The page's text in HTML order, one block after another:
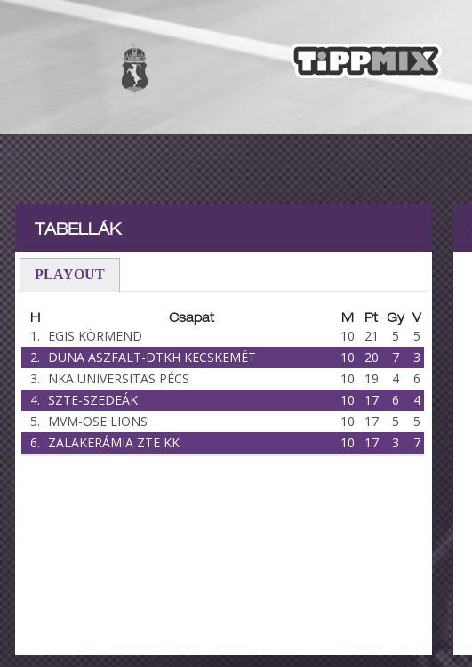
TABELLÁK
PLAYOUT
H Csapat M Pt Gy V
1. EGIS KÖRMEND 10 21 5
5
2. DUNA ASZFALT-DTKH KECSKEMÉT 10 20 7
3
3. NKA UNIVERSITAS PÉCS 10 19 4
6
4. SZTE-SZEDEÁK 10 17 6
4
5. MVM-OSE LIONS 10 17 5
5
6. ZALAKERÁMIA ZTE KK 10 17 3 7